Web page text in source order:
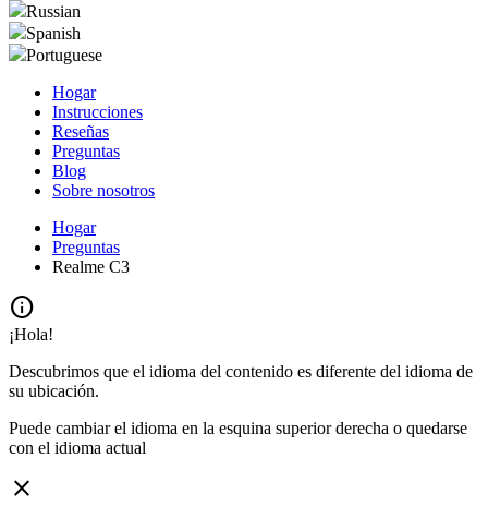
Russian
Spanish
Portuguese
Hogar
Instrucciones
Reseñas
Preguntas
Blog
Sobre nosotros
Hogar
Preguntas
Realme C3
info
¡Hola!
Descubrimos que el idioma del contenido es diferente del idioma de
su ubicación.
Puede cambiar el idioma en la esquina superior derecha o quedarse
con el idioma actual
close